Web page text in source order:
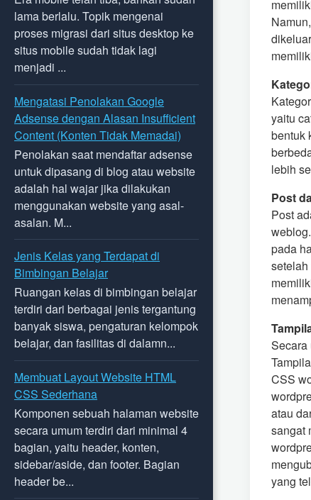
lama berlalu. Topik mengenai
proses migrasi dari situs desktop ke
situs mobile sudah tidak lagi
menjadi ...
Mengatasi Penolakan Google
Adsense dengan Alasan Insufficient
Content (Konten Tidak Memadai)
Penolakan saat mendaftar adsense
untuk dipasang di blog atau website
adalah hal wajar jika dilakukan
menggunakan website yang asal-
asalan. M...
Jenis Kelas yang Terdapat di
Bimbingan Belajar
Ruangan kelas di bimbingan belajar
terdiri dari berbagai jenis tergantung
banyak siswa, pengaturan kelompok
belajar, dan fasilitas di dalamn...
Membuat Layout Website HTML
CSS Sederhana
Komponen sebuah halaman website
secara umum terdiri dari minimal 4
bagian, yaitu header, konten,
sidebar/aside, dan footer. Bagian
header be...
yaitu
bentuk
lebih
Post
Post
pada
Secara
CSS
atau
sangat
yang